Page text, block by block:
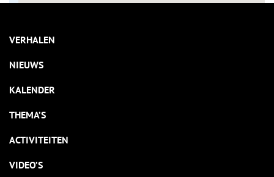
VERHALEN
NIEUWS
KALENDER
THEMA’S
ACTIVITEITEN
VIDEO’S